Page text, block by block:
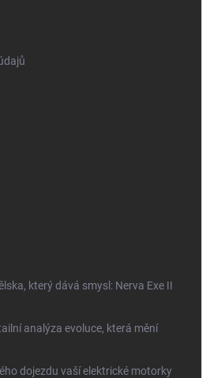
který dává smysl: Nerva Exe II
analýza evoluce, která mění
dojezdu vaší elektrické motorky